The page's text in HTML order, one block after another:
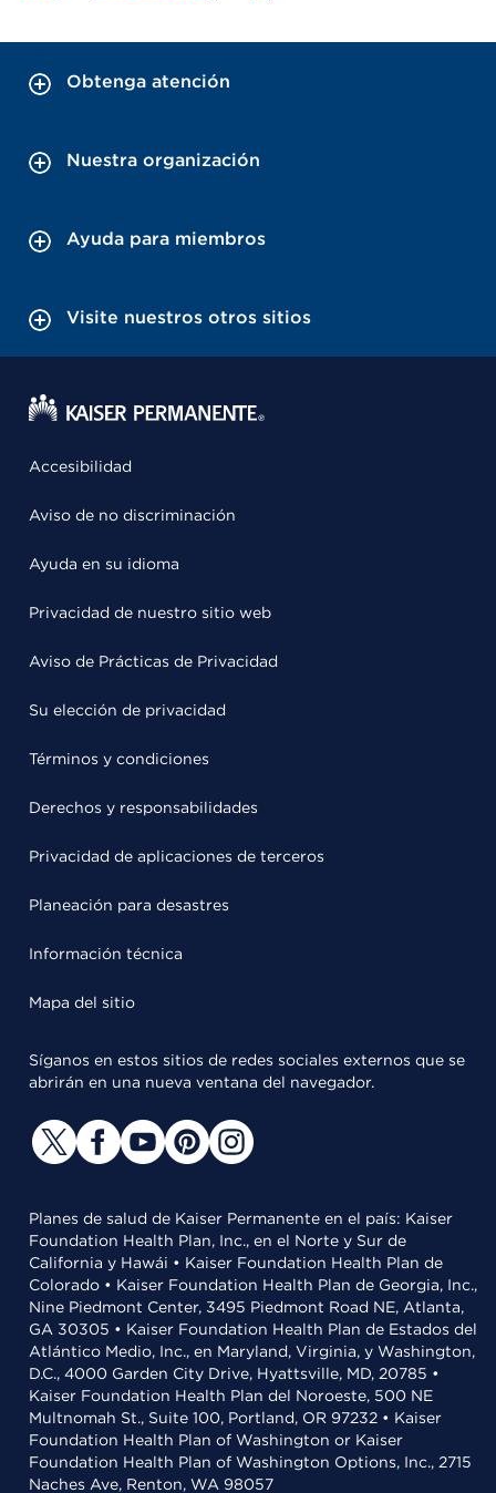
Obtenga atención
Nuestra organización
Ayuda para miembros
Visite nuestros otros sitios
Accesibilidad
Aviso de no discriminación
Ayuda en su idioma
Privacidad de nuestro sitio web
Aviso de Prácticas de Privacidad
Su elección de privacidad
Términos y condiciones
Derechos y responsabilidades
Privacidad de aplicaciones de terceros
Planeación para desastres
Información técnica
Mapa del sitio
Síganos en estos sitios de redes sociales externos que se
abrirán en una nueva ventana del navegador.
Planes de salud de Kaiser Permanente en el país: Kaiser
Foundation Health Plan, Inc., en el Norte y Sur de
California y Hawái • Kaiser Foundation Health Plan de
Colorado • Kaiser Foundation Health Plan de Georgia, Inc.,
Nine Piedmont Center, 3495 Piedmont Road NE, Atlanta,
GA 30305 • Kaiser Foundation Health Plan de Estados del
Atlántico Medio, Inc., en Maryland, Virginia, y Washington,
D.C., 4000 Garden City Drive, Hyattsville, MD, 20785 •
Kaiser Foundation Health Plan del Noroeste, 500 NE
Multnomah St., Suite 100, Portland, OR 97232 • Kaiser
Foundation Health Plan of Washington or Kaiser
Foundation Health Plan of Washington Options, Inc., 2715
Naches Ave, Renton, WA 98057